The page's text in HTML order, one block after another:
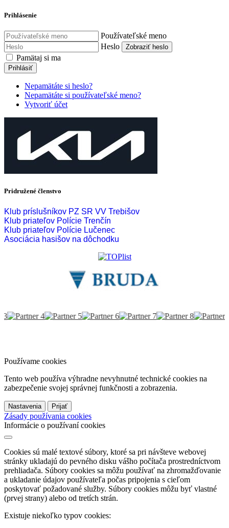
Prihlásenie
Používateľské meno
Heslo
Zobraziť heslo
Pamätaj si ma
Prihlásiť
Nepamätáte si heslo?
Nepamätáte si používateľské meno?
Vytvoriť účet
Pridružené členstvo
Klub príslušníkov PZ SR VV Trebišov
Klub priateľov Polície Trenčín
Klub priateľov Polície Lučenec
Asociácia hasišov na dôchodku
Používame cookies
Tento web používa výhradne nevyhnutné technické cookies na
zabezpečenie svojej správnej funkčnosti a zobrazenia.
Nastavenia Prijať
Zásady používania cookies
Informácie o používaní cookies
Cookies sú malé textové súbory, ktoré sa pri návšteve webovej
stránky ukladajú do pevného disku vášho počítača prostredníctvom
prehliadača. Súbory cookies sa môžu používať na zhromažďovanie
a ukladanie údajov používateľa počas pripojenia s cieľom
poskytovať požadované služby. Súbory cookies môžu byť vlastné
(prvej strany) alebo od tretích strán.
Existuje niekoľko typov cookies: